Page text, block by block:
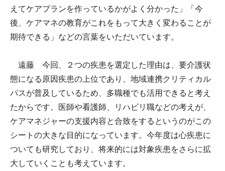
えてケアプランを作っているかがよく分かった」「今
後、ケアマネの教育がこれをもって大きく変わることが
期待できる」などの言葉をいただいています。
遠藤 今回、２つの疾患を選定した理由は、要介護状
態になる原因疾患の上位であり、地域連携クリティカル
パスが普及しているため、多職種でも活用できると考え
たからです。医師や看護師、リハビリ職などの考えが、
ケアマネジャーの支援内容と合致をするというのがこの
シートの大きな目的になっています。今年度は心疾患に
ついても研究しており、将来的には対象疾患をさらに拡
大していくことも考えています。